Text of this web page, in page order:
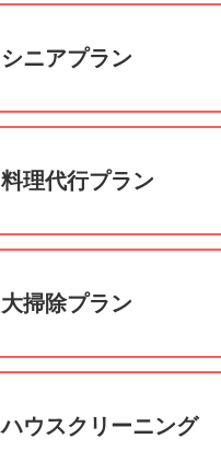
シニアプラン
料理代行プラン
大掃除プラン
ハウスクリーニング